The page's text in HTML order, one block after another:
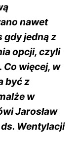
nawet
gdy jedną z
opcji, czyli
Co więcej, w
być z
w
Jarosław
Wentylacji